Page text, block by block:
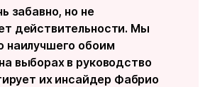
забавно, но не
действительности. Мы
наилучшего обоим
выборах в руководство
их инсайдер Фабрио